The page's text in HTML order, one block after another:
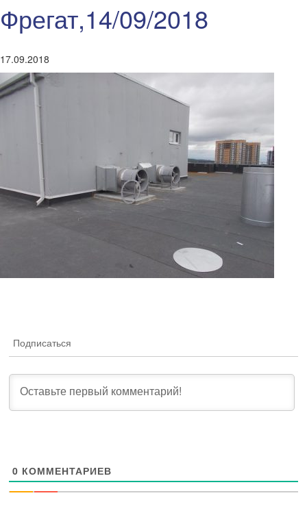
Фрегат,14/09/2018
17.09.2018
Подписаться
0 КОММЕНТАРИЕВ